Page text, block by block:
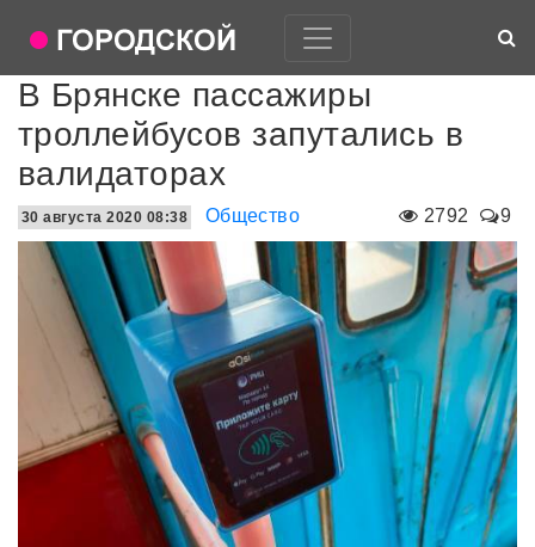
В Брянске пассажиры
троллейбусов запутались в
валидаторах
2792 9
30 августа 2020 08:38 Общество